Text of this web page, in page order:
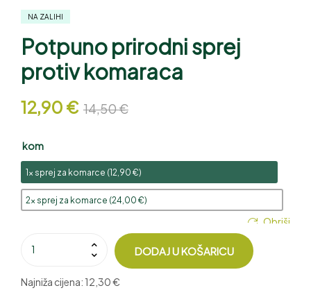
NA ZALIHI
Potpuno prirodni sprej
protiv komaraca
14,50€
12,90 €
kom
1x sprej za komarce (12,90 €)
2x sprej za komarce (24,00 €)
Obriši
DODAJ U KOŠARICU
Najniža cijena: 12,30 €